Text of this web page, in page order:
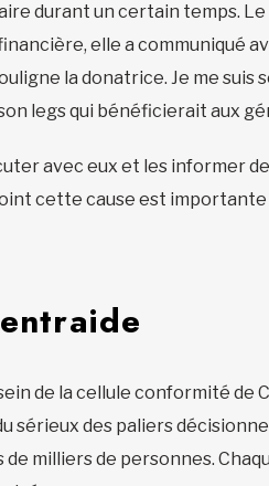
durant un certain temps.
elle a communiqué
la donatrice. Je me suis
legs qui bénéficierait aux
avec eux et les informer de
cette cause est
de la cellule conformité de
sérieux des paliers
milliers de personnes.